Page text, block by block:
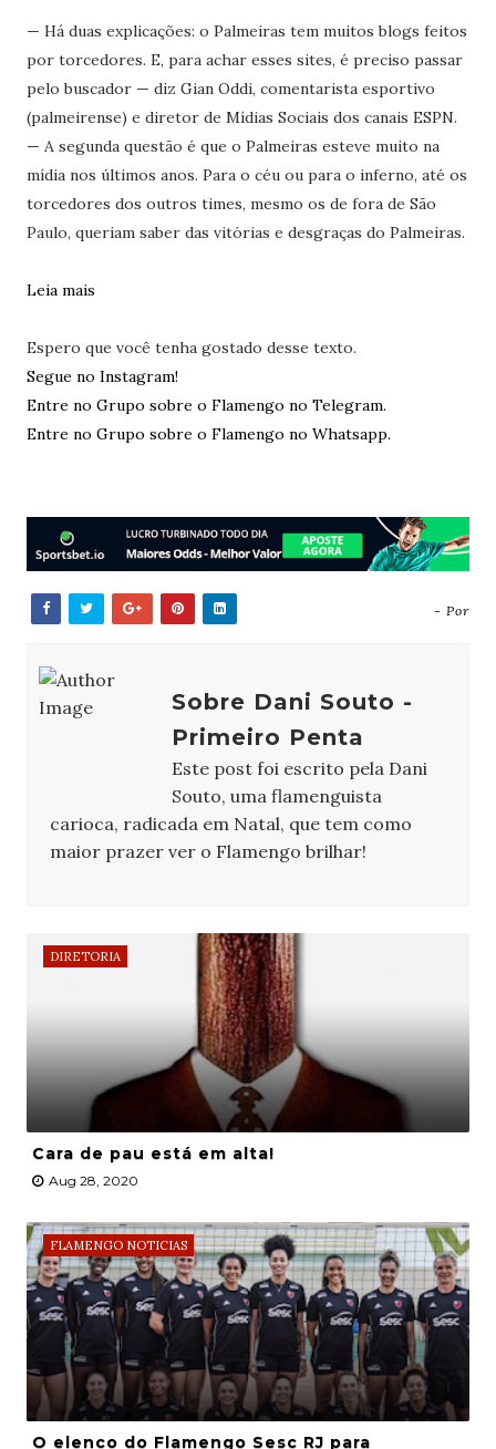
— Há duas explicações: o Palmeiras tem muitos blogs feitos
por torcedores. E, para achar esses sites, é preciso passar
pelo buscador — diz Gian Oddi, comentarista esportivo
(palmeirense) e diretor de Mídias Sociais dos canais ESPN.
— A segunda questão é que o Palmeiras esteve muito na
mídia nos últimos anos. Para o céu ou para o inferno, até os
torcedores dos outros times, mesmo os de fora de São
Paulo, queriam saber das vitórias e desgraças do Palmeiras.
Leia mais
Espero que você tenha gostado desse texto.
Segue no Instagram!
Entre no Grupo sobre o Flamengo no Telegram.
Entre no Grupo sobre o Flamengo no Whatsapp.
- Por
Sobre Dani Souto -
Primeiro Penta
Este post foi escrito pela Dani
Souto, uma flamenguista
carioca, radicada em Natal, que tem como
maior prazer ver o Flamengo brilhar!
DIRETORIA
Cara de pau está em alta!
Aug 28, 2020
FLAMENGO NOTICIAS
O elenco do Flamengo Sesc RJ para